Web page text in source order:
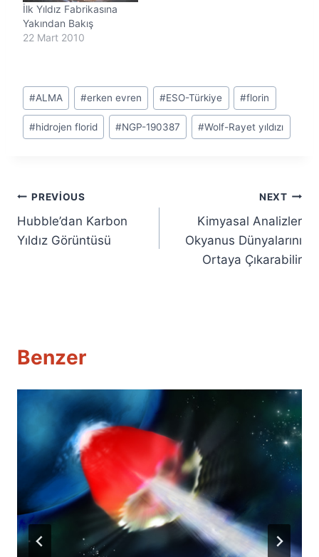
İlk Yıldız Fabrikasına
Yakından Bakış
22 Mart 2010
Post
Tags:
#ALMA #erken evren #ESO-Türkiye #florin
#hidrojen florid #NGP-190387 #Wolf-Rayet yıldızı
Yazı
gezinmesi
PREVIOUS
Hubble’dan Karbon
Yıldız Görüntüsü
NEXT
Kimyasal Analizler
Okyanus Dünyalarını
Ortaya Çıkarabilir
Benzer